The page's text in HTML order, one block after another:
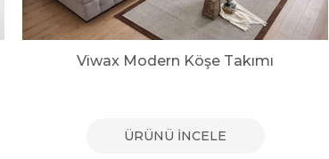
Viwax Modern Köşe Takımı
ÜRÜNÜ İNCELE